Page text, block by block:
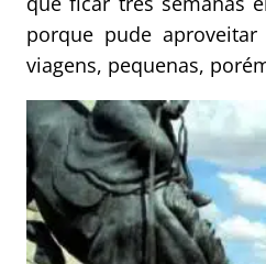
porque pude
viagens, pequenas,